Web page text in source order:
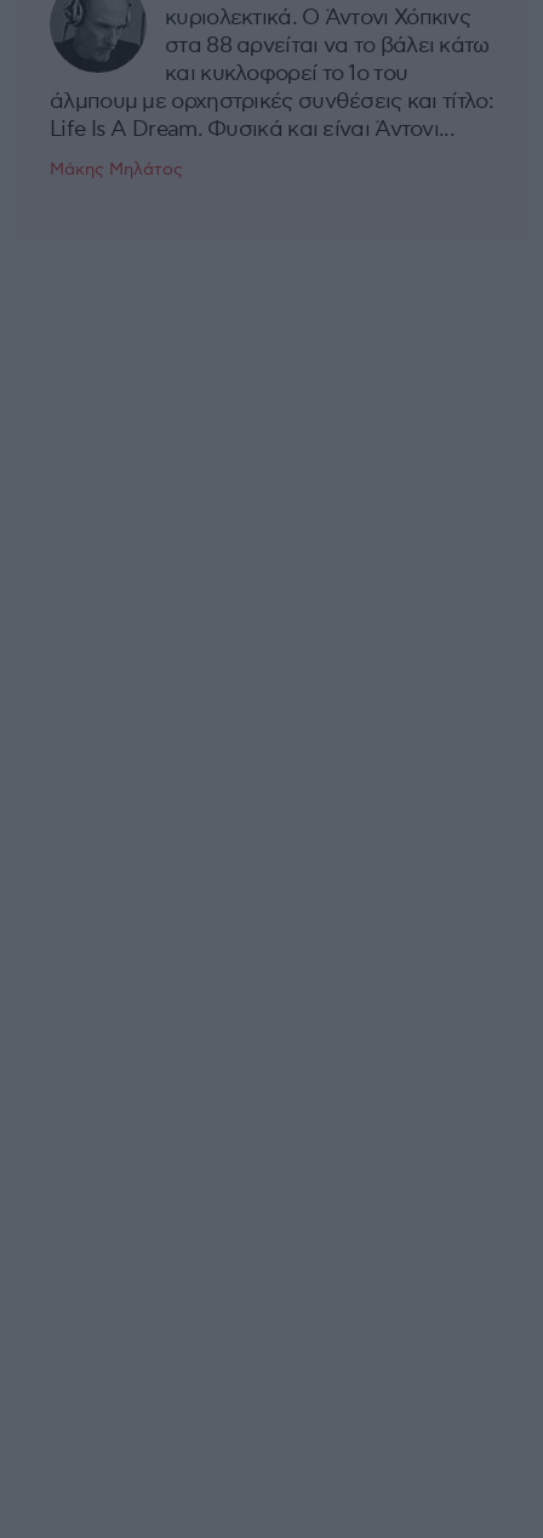
κυριολεκτικά. Ο Άντονι Χόπκινς
στα 88 αρνείται να το βάλει κάτω
και κυκλοφορεί το 1ο του
άλμπουμ με ορχηστρικές συνθέσεις και τίτλο:
Life Is A Dream. Φυσικά και είναι Άντονι...
Μάκης Μηλάτος